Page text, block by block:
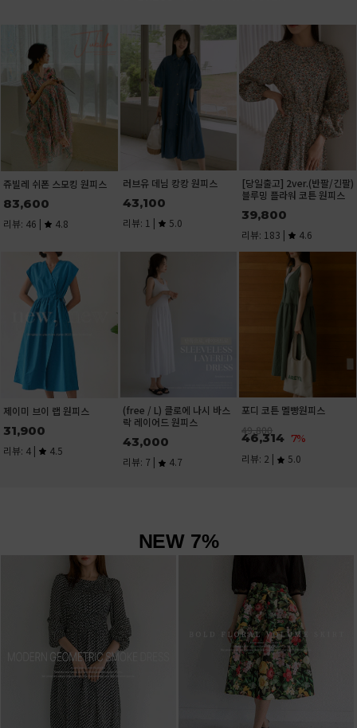
레 쉬폰 스모킹 원피스
: 46 | 4.8
러브유 데님 캉캉 원피스
43,100
리뷰: 1 | 5.0
[당일출고] 2ver.(반팔/긴팔)
블루밍 플라워 코튼 원피스
39,800
리뷰: 183 | 4.6
미 브이 랩 원피스
: 4 | 4.5
(free / L) 클로에 나시 바스
락 레이어드 원피스
43,000
리뷰: 7 | 4.7
포디 코튼 멜빵원피스
49,800
46,314 7%
리뷰: 2 | 5.0
NEW 7%